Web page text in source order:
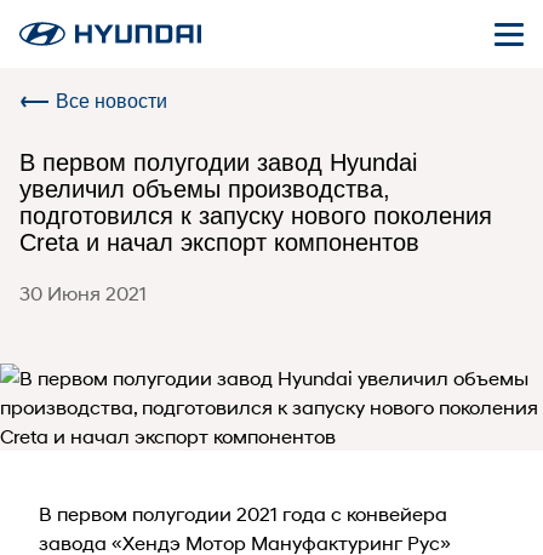
Все новости
В первом полугодии завод Hyundai
увеличил объемы производства,
подготовился к запуску нового поколения
Creta и начал экспорт компонентов
30 Июня 2021
В первом полугодии 2021 года с конвейера
завода «Хендэ Мотор Мануфактуринг Рус»